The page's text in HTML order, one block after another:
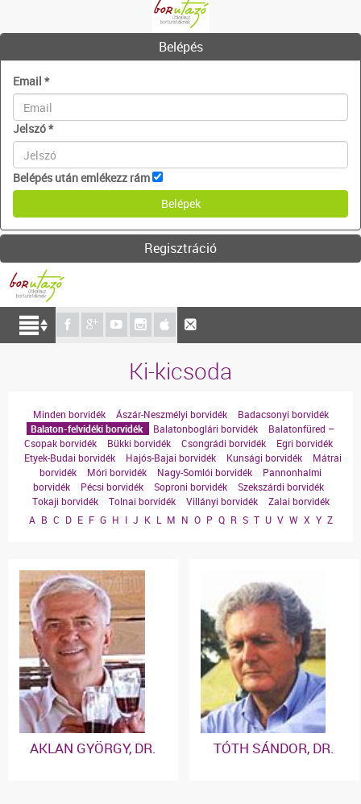
Belépés
Email *
Jelszó*
Belépés után emlékezz rám
Regisztráció
Ki-kicsoda
Minden borvidék Ászár-Neszmélyi borvidék
Badacsonyi borvidék
Balaton-felvidéki borvidék
Balatonboglári borvidék
Balatonfüred –
Csopak borvidék
Bükki borvidék Csongrádi borvidék
Egri borvidék
Etyek-Budai borvidék
Hajós-Bajai borvidék Kunsági borvidék
Mátrai
borvidék
Móri borvidék Nagy-Somlói borvidék
Pannonhalmi
borvidék
Pécsi borvidék Soproni borvidék
Szekszárdi borvidék
Tokaji borvidék
Tolnai borvidék Villányi borvidék
Zalai borvidék
A B C D E F G H I J K L M N O P Q R S T U V W X Y Z
AKLAN GYÖRGY, DR. TÓTH SÁNDOR, DR.